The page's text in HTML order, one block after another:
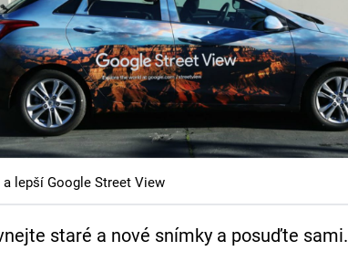
a lepší Google Street View
staré a nové snímky a posuďte sami.